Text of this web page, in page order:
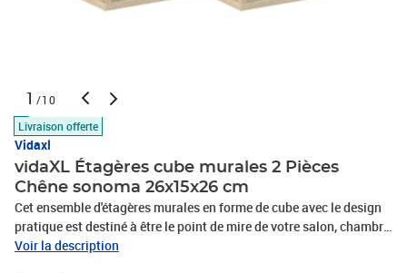
1 /10
Livraison offerte
Vidaxl
vidaXL Étagères cube murales 2 Pièces
Chêne sonoma 26x15x26 cm
Cet ensemble d'étagères murales en forme de cube avec le design
pratique est destiné à être le point de mire de votre salon, chambre
à coucher, etc. Ces étagères suspendues sont robustes et durables,
Voir la description